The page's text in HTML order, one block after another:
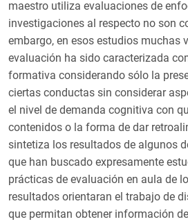
maestro utiliza evaluaciones de
investigaciones al respecto no son
embargo, en esos estudios muchas
evaluación ha sido caracterizada
formativa considerando sólo la
ciertas conductas sin considerar
el nivel de demanda cognitiva con
contenidos o la forma de dar
sintetiza los resultados de algunos
que han buscado expresamente
prácticas de evaluación en aula de
resultados orientaran el trabajo de
que permitan obtener información